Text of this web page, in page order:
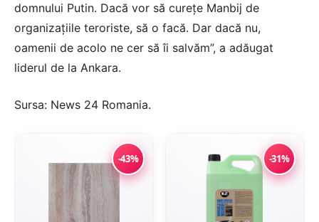
domnului Putin. Dacă vor să curețe Manbij de
organizațiile teroriste, să o facă. Dar dacă nu,
oamenii de acolo ne cer să îi salvăm”, a adăugat
liderul de la Ankara.
Sursa: News 24 Romania.
-43% -31%